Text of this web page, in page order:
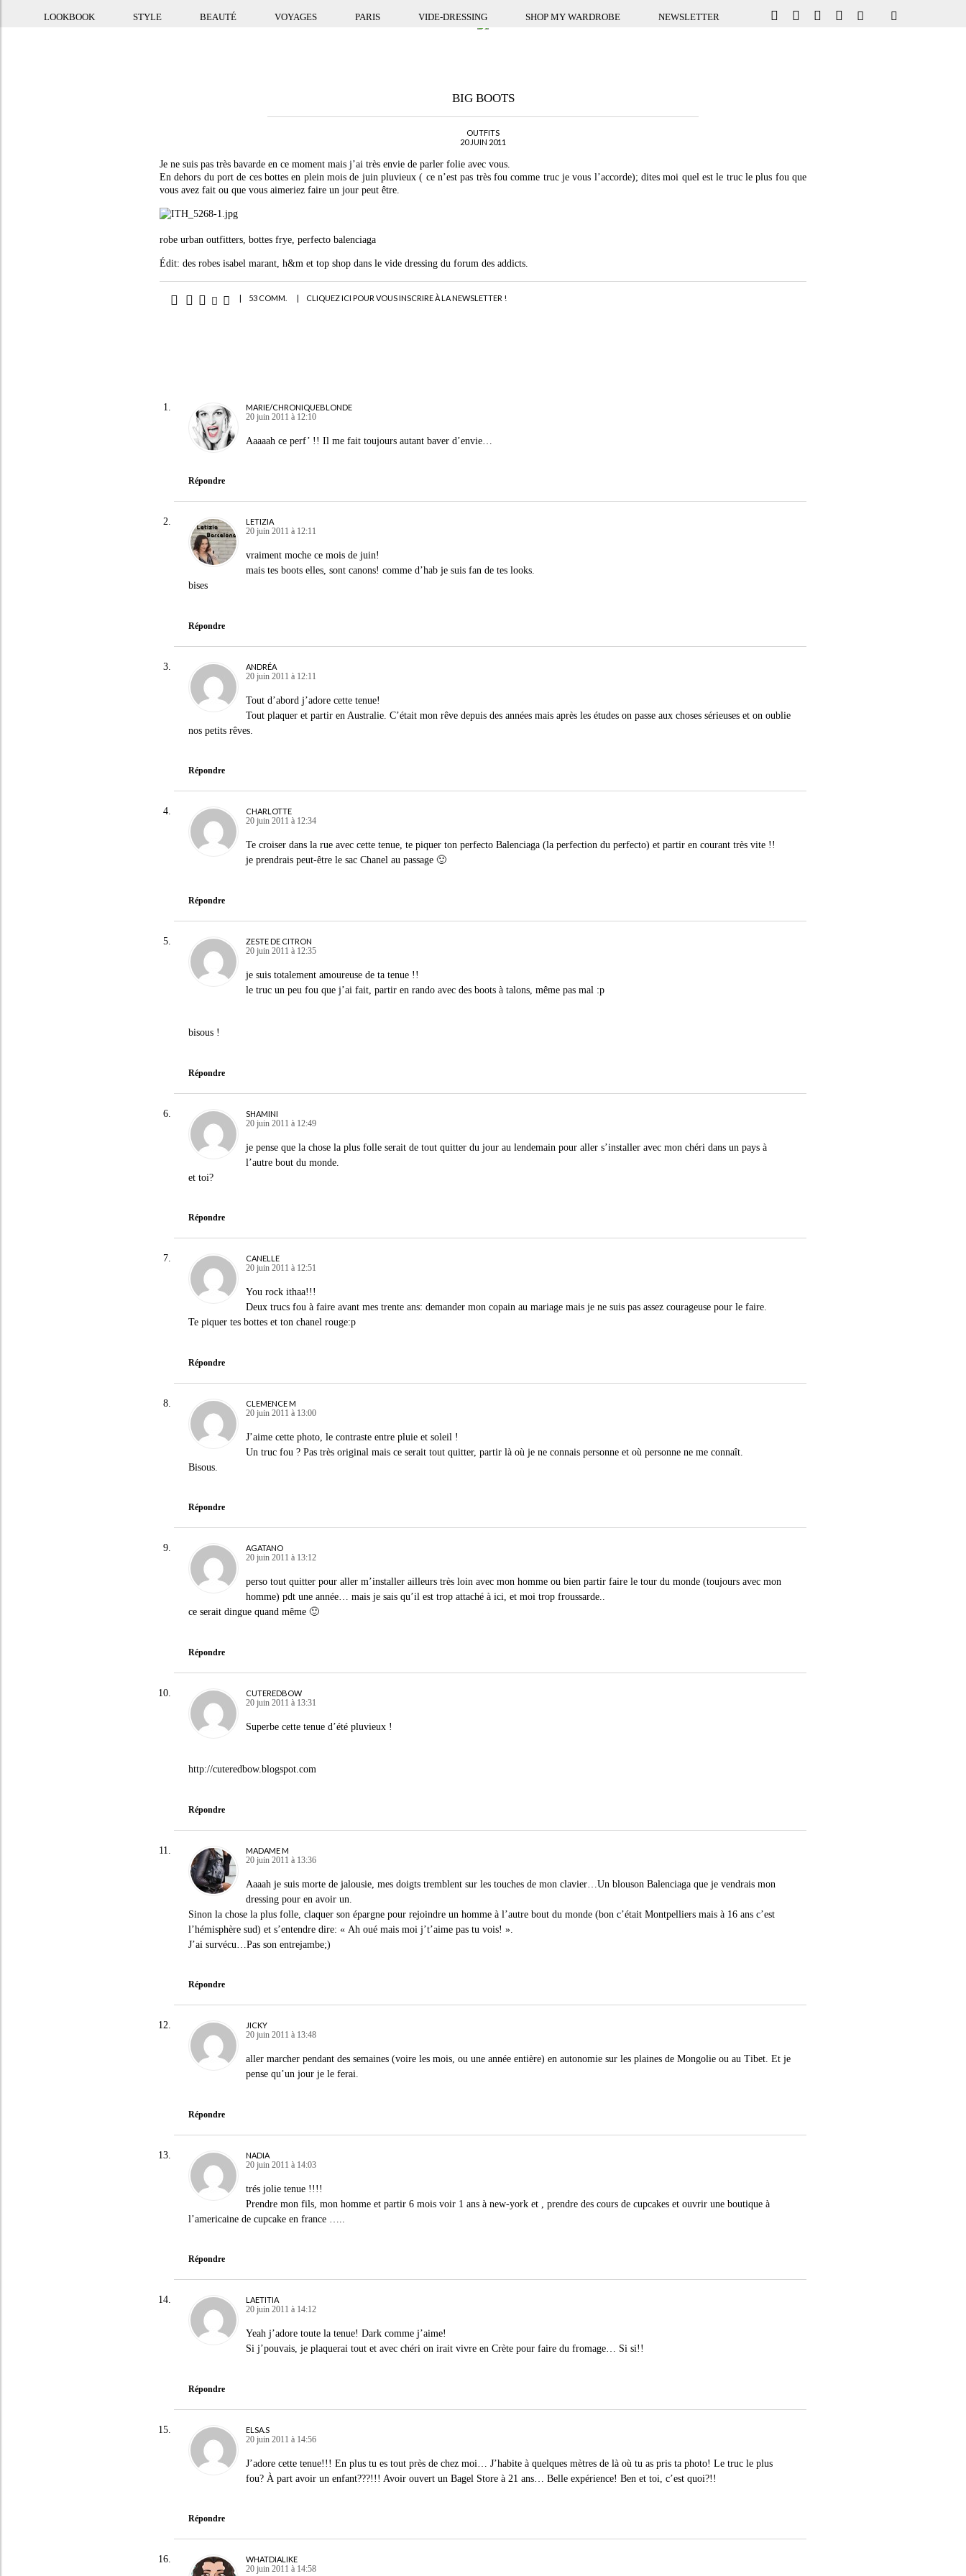
LOOKBOOK STYLE BEAUTÉ VOYAGES PARIS VIDE-DRESSING SHOP MY WARDROBE NEWSLETTER
BIG BOOTS
OUTFITS
20 JUIN 2011
Je ne suis pas très bavarde en ce moment mais j’ai très envie de parler folie avec vous.
En dehors du port de ces bottes en plein mois de juin pluvieux ( ce n’est pas très fou comme truc je vous l’accorde); dites moi quel est le truc le plus fou que
vous avez fait ou que vous aimeriez faire un jour peut être.
robe urban outfitters, bottes frye, perfecto balenciaga
Édit: des robes isabel marant, h&m et top shop dans le vide dressing du forum des addicts.
| 53 COMM. | CLIQUEZ ICI POUR VOUS INSCRIRE À LA NEWSLETTER !
MARIE/CHRONIQUEBLONDE
20 juin 2011 à 12:10
Aaaaah ce perf’ !! Il me fait toujours autant baver d’envie…
Répondre
LETIZIA
20 juin 2011 à 12:11
vraiment moche ce mois de juin!
mais tes boots elles, sont canons! comme d’hab je suis fan de tes looks.
bises
Répondre
ANDRÉA
20 juin 2011 à 12:11
Tout d’abord j’adore cette tenue!
Tout plaquer et partir en Australie. C’était mon rêve depuis des années mais après les études on passe aux choses sérieuses et on oublie
nos petits rêves.
Répondre
CHARLOTTE
20 juin 2011 à 12:34
Te croiser dans la rue avec cette tenue, te piquer ton perfecto Balenciaga (la perfection du perfecto) et partir en courant très vite !!
je prendrais peut-être le sac Chanel au passage 🙂
Répondre
ZESTE DE CITRON
20 juin 2011 à 12:35
je suis totalement amoureuse de ta tenue !!
le truc un peu fou que j’ai fait, partir en rando avec des boots à talons, même pas mal :p
bisous !
Répondre
SHAMINI
20 juin 2011 à 12:49
je pense que la chose la plus folle serait de tout quitter du jour au lendemain pour aller s’installer avec mon chéri dans un pays à
l’autre bout du monde.
et toi?
Répondre
CANELLE
20 juin 2011 à 12:51
You rock ithaa!!!
Deux trucs fou à faire avant mes trente ans: demander mon copain au mariage mais je ne suis pas assez courageuse pour le faire.
Te piquer tes bottes et ton chanel rouge:p
Répondre
CLEMENCE M
20 juin 2011 à 13:00
J’aime cette photo, le contraste entre pluie et soleil !
Un truc fou ? Pas très original mais ce serait tout quitter, partir là où je ne connais personne et où personne ne me connaît.
Bisous.
Répondre
AGATANO
20 juin 2011 à 13:12
perso tout quitter pour aller m’installer ailleurs très loin avec mon homme ou bien partir faire le tour du monde (toujours avec mon
homme) pdt une année… mais je sais qu’il est trop attaché à ici, et moi trop froussarde..
ce serait dingue quand même 🙂
Répondre
CUTEREDBOW
20 juin 2011 à 13:31
Superbe cette tenue d’été pluvieux !
http://cuteredbow.blogspot.com
Répondre
MADAME M
20 juin 2011 à 13:36
Aaaah je suis morte de jalousie, mes doigts tremblent sur les touches de mon clavier…Un blouson Balenciaga que je vendrais mon
dressing pour en avoir un.
Sinon la chose la plus folle, claquer son épargne pour rejoindre un homme à l’autre bout du monde (bon c’était Montpelliers mais à 16 ans c’est
l’hémisphère sud) et s’entendre dire: « Ah oué mais moi j’t’aime pas tu vois! ».
J’ai survécu…Pas son entrejambe;)
Répondre
JICKY
20 juin 2011 à 13:48
aller marcher pendant des semaines (voire les mois, ou une année entière) en autonomie sur les plaines de Mongolie ou au Tibet. Et je
pense qu’un jour je le ferai.
Répondre
NADIA
20 juin 2011 à 14:03
trés jolie tenue !!!!
Prendre mon fils, mon homme et partir 6 mois voir 1 ans à new-york et , prendre des cours de cupcakes et ouvrir une boutique à
l’americaine de cupcake en france …..
Répondre
LAETITIA
20 juin 2011 à 14:12
Yeah j’adore toute la tenue! Dark comme j’aime!
Si j’pouvais, je plaquerai tout et avec chéri on irait vivre en Crète pour faire du fromage… Si si!!
Répondre
ELSA.S
20 juin 2011 à 14:56
J’adore cette tenue!!! En plus tu es tout près de chez moi… J’habite à quelques mètres de là où tu as pris ta photo! Le truc le plus
fou? À part avoir un enfant???!!! Avoir ouvert un Bagel Store à 21 ans… Belle expérience! Ben et toi, c’est quoi?!!
Répondre
WHATDIALIKE
20 juin 2011 à 14:58